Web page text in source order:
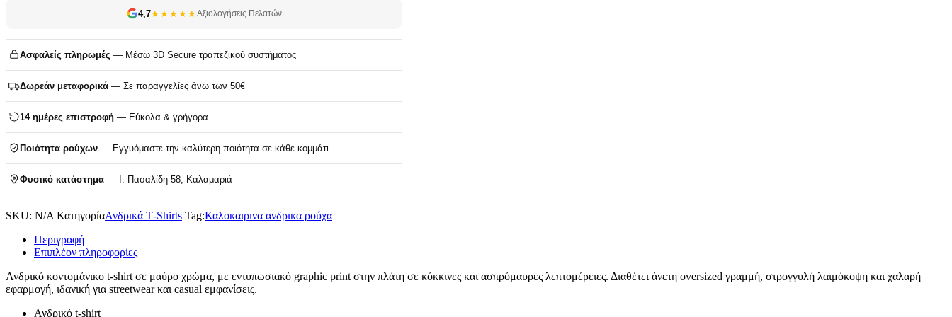
4,7★★★★★Αξιολογήσεις Πελατών
Ασφαλείς πληρωμές — Μέσω 3D Secure τραπεζικού συστήματος
Δωρεάν μεταφορικά — Σε παραγγελίες άνω των 50€
14 ημέρες επιστροφή — Εύκολα & γρήγορα
Ποιότητα ρούχων — Εγγυόμαστε την καλύτερη ποιότητα σε κάθε κομμάτι
Φυσικό κατάστημα — Ι. Πασαλίδη 58, Καλαμαριά
SKU: N/A ΚατηγορίαΑνδρικά T‑Shirts Tag:Καλοκαιρινα ανδρικα ρούχα
Περιγραφή
Επιπλέον πληροφορίες
Ανδρικό κοντομάνικο t-shirt σε μαύρο χρώμα, με εντυπωσιακό graphic print στην πλάτη σε κόκκινες και ασπρόμαυρες λεπτομέρειες. Διαθέτει άνετη oversized γραμμή, στρογγυλή λαιμόκοψη και χαλαρή
εφαρμογή, ιδανική για streetwear και casual εμφανίσεις.
Ανδρικό t-shirt